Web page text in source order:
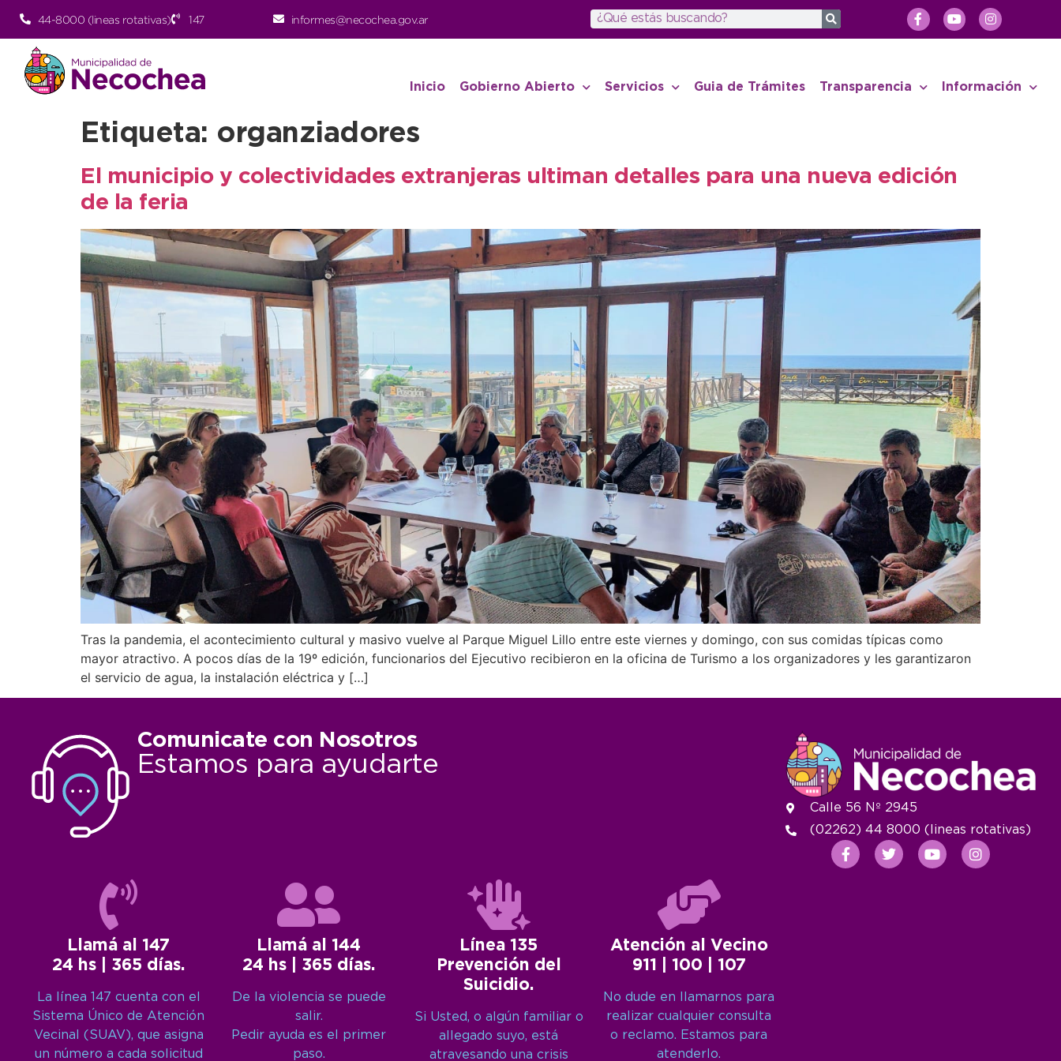
44-8000 (lineas rotativas) 147 informes@necochea.gov.ar
Inicio Gobierno Abierto Servicios Guia de Trámites Transparencia Información
Etiqueta: organziadores
El municipio y colectividades extranjeras ultiman detalles para una nueva edición
de la feria
Tras la pandemia, el acontecimiento cultural y masivo vuelve al Parque Miguel Lillo entre este viernes y domingo, con sus comidas típicas como
mayor atractivo. A pocos días de la 19º edición, funcionarios del Ejecutivo recibieron en la oficina de Turismo a los organizadores y les garantizaron
el servicio de agua, la instalación eléctrica y […]
Comunicate con Nosotros
Estamos para ayudarte
Llamá al 147
24 hs | 365 días.
La línea 147 cuenta con el
Sistema Único de Atención
Vecinal (SUAV), que asigna
un número a cada solicitud
Llamá al 144
24 hs | 365 días.
De la violencia se puede
salir.
Pedir ayuda es el primer
paso.
Línea 135
Prevención del
Suicidio.
Si Usted, o algún familiar o
allegado suyo, está
atravesando una crisis
Atención al Vecino
911 | 100 | 107
No dude en llamarnos para
realizar cualquier consulta
o reclamo. Estamos para
atenderlo.
Calle 56 Nº 2945
(02262) 44 8000 (lineas rotativas)